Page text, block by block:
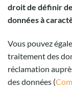
droit de définir
données à
Vous pouvez
traitement des
réclamation
des données (